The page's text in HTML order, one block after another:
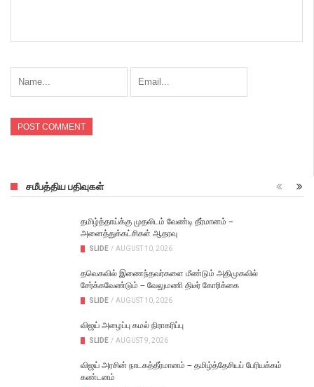
சமீபத்திய பதிவுகள்
தமிழ்த்தாய்க்கு முதலிடம் வேண்டி தீர்மானம் –
அனைத்துக்கட்சிகள் ஆதரவு
SLIDE / AUGUST 10, 2026
தவெகவில் இணைந்தவர்களை மீண்டும் அதிமுகவில்
சேர்க்கவேண்டும் – வேலுமணி திடீர் கோரிக்கை
SLIDE / AUGUST 10, 2026
விஜய் அழைப்பு கமல் நிராகரிப்பு
SLIDE / AUGUST 9, 2026
விஜய் அரசின் நாடகத்தீர்மானம் – தமிழ்த்தேசியப் பேரியக்கம்
கண்டனம்